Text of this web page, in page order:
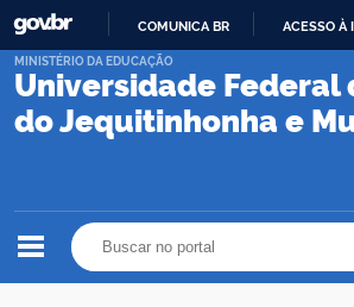
PARA
CONTEÚDO
COMUNICA BR ACESSO À
Universidade Federal
do Jequitinhonha e
MINISTÉRIO DA EDUCAÇÃO